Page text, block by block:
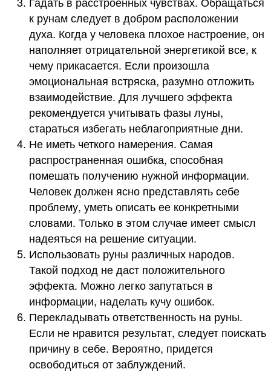
к рунам следует в добром расположении
духа. Когда у человека плохое настроение, он
наполняет отрицательной энергетикой все, к
чему прикасается. Если произошла
эмоциональная встряска, разумно отложить
взаимодействие. Для лучшего эффекта
рекомендуется учитывать фазы луны,
стараться избегать неблагоприятные дни.
Не иметь четкого намерения. Самая
распространенная ошибка, способная
помешать получению нужной информации.
Человек должен ясно представлять себе
проблему, уметь описать ее конкретными
словами. Только в этом случае имеет смысл
надеяться на решение ситуации.
Использовать руны различных народов.
Такой подход не даст положительного
эффекта. Можно легко запутаться в
информации, наделать кучу ошибок.
Перекладывать ответственность на руны.
Если не нравится результат, следует поискать
причину в себе. Вероятно, придется
освободиться от заблуждений.